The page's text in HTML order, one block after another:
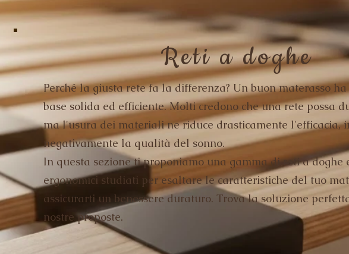
Reti a doghe
Perché la giusta rete fa la differenza? Un buon materasso
base solida ed efficiente. Molti credono che una rete possa
ma l'usura dei materiali ne riduce drasticamente l'efficacia,
negativamente la qualità del sonno.
In questa sezione ti proponiamo una gamma di reti a doghe
ergonomici studiati per esaltare le caratteristiche del tuo
assicurarti un benessere duraturo. Trova la soluzione
nostre proposte.